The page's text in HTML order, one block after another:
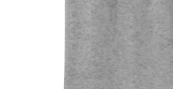
UNISEX TSHIRT